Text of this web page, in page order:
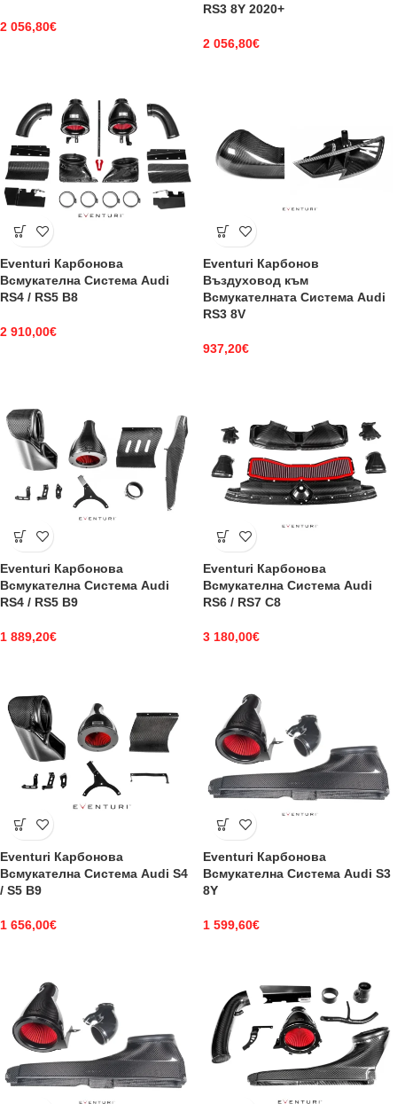
2 056,80€
RS3 8Y 2020+
2 056,80€
Eventuri Карбонова
Всмукателна Система Audi
RS4 / RS5 B8
2 910,00€
Eventuri Карбонов
Въздуховод към
Всмукателната Система Audi
RS3 8V
937,20€
Eventuri Карбонова
Всмукателна Система Audi
RS4 / RS5 B9
1 889,20€
Eventuri Карбонова
Всмукателна Система Audi
RS6 / RS7 C8
3 180,00€
Eventuri Карбонова
Всмукателна Система Audi S4
/ S5 B9
1 656,00€
Eventuri Карбонова
Всмукателна Система Audi S3
8Y
1 599,60€